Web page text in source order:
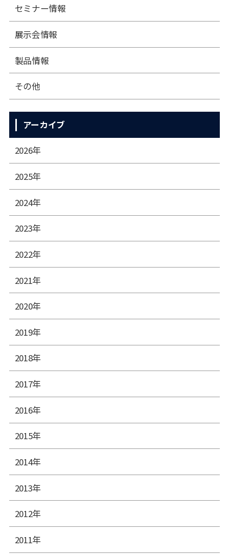
セミナー情報
展⽰会情報
製品情報
その他
アーカイブ
2026年
2025年
2024年
2023年
2022年
2021年
2020年
2019年
2018年
2017年
2016年
2015年
2014年
2013年
2012年
2011年